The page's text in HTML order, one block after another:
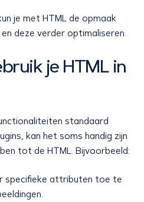
je met HTML de opmaak
en deze verder optimaliseren.
je HTML in
standaard
kan het soms handig zijn
tot de HTML. Bijvoorbeeld:
specifieke attributen toe te